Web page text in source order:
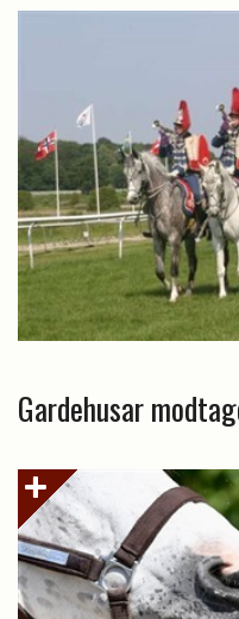
Gardehusar